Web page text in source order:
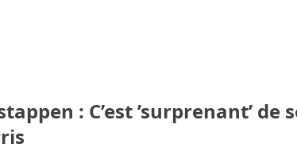
: C’est ’surprenant’